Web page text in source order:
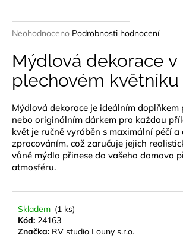
Průměrné
produktu
je
0,0
z
hvězdiček.
Neohodnoceno Podrobnosti hodnocení
Mýdlová dekorace v
plechovém květníku
Mýdlová dekorace je ideálním doplňkem
nebo originálním dárkem pro každou
květ je ručně vyráběn s maximální péčí
zpracováním, což zaručuje jejich
vůně mýdla přinese do vašeho domova
atmosféru.
Skladem (1 ks)
Kód: 24163
Značka: RV studio Louny s.r.o.
j
t
?
HLEDAT
D
o
p
o